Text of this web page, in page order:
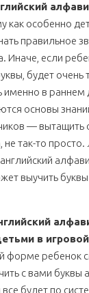
как особенно
правильное
Иначе, если
будет очень
именно в раннем
основы
— вытащить
не так-то просто.
выучить
в
форме ребенок
с вами буквы
будет по